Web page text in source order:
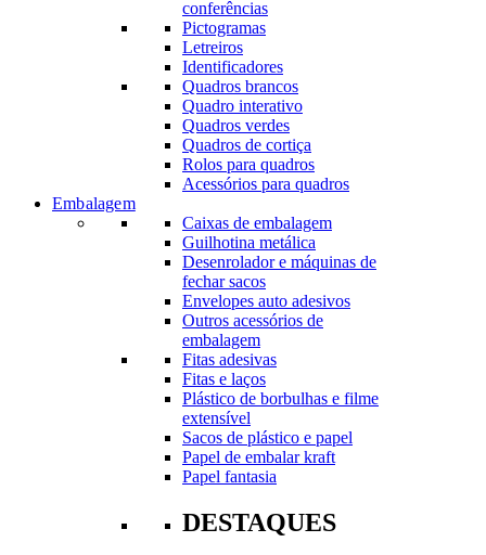
conferências
Pictogramas
Letreiros
Identificadores
Quadros brancos
Quadro interativo
Quadros verdes
Quadros de cortiça
Rolos para quadros
Acessórios para quadros
Embalagem
Caixas de embalagem
Guilhotina metálica
Desenrolador e máquinas de
fechar sacos
Envelopes auto adesivos
Outros acessórios de
embalagem
Fitas adesivas
Fitas e laços
Plástico de borbulhas e filme
extensível
Sacos de plástico e papel
Papel de embalar kraft
Papel fantasia
DESTAQUES